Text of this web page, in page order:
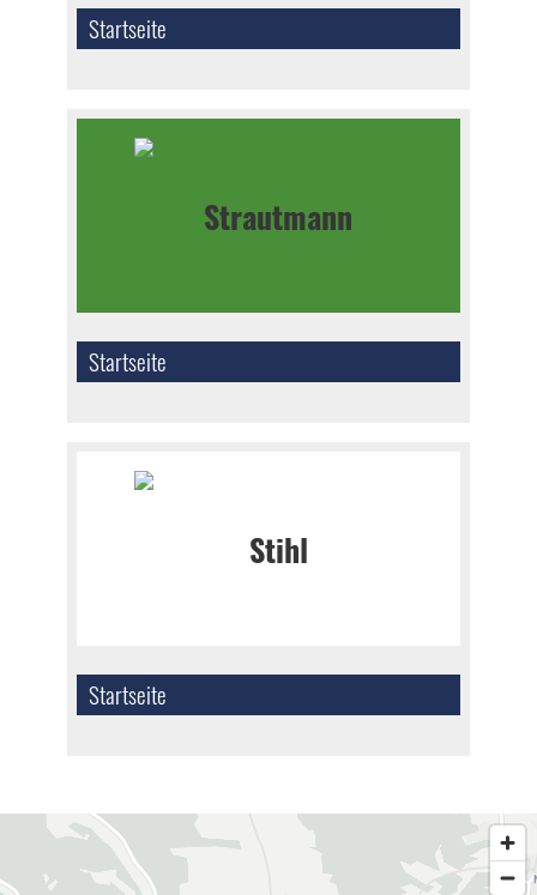
Startseite
Startseite
Startseite